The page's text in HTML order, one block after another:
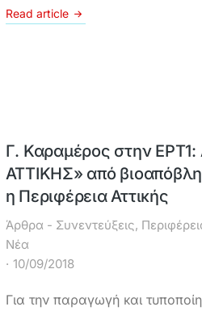
Read article
Γ. Καραμέρος στην ΕΡΤ1:
ΑΤΤΙΚΗΣ» από
η Περιφέρεια Αττικής
Άρθρα - Συνεντεύξεις,
Νέα
10/09/2018
Για την παραγωγή και